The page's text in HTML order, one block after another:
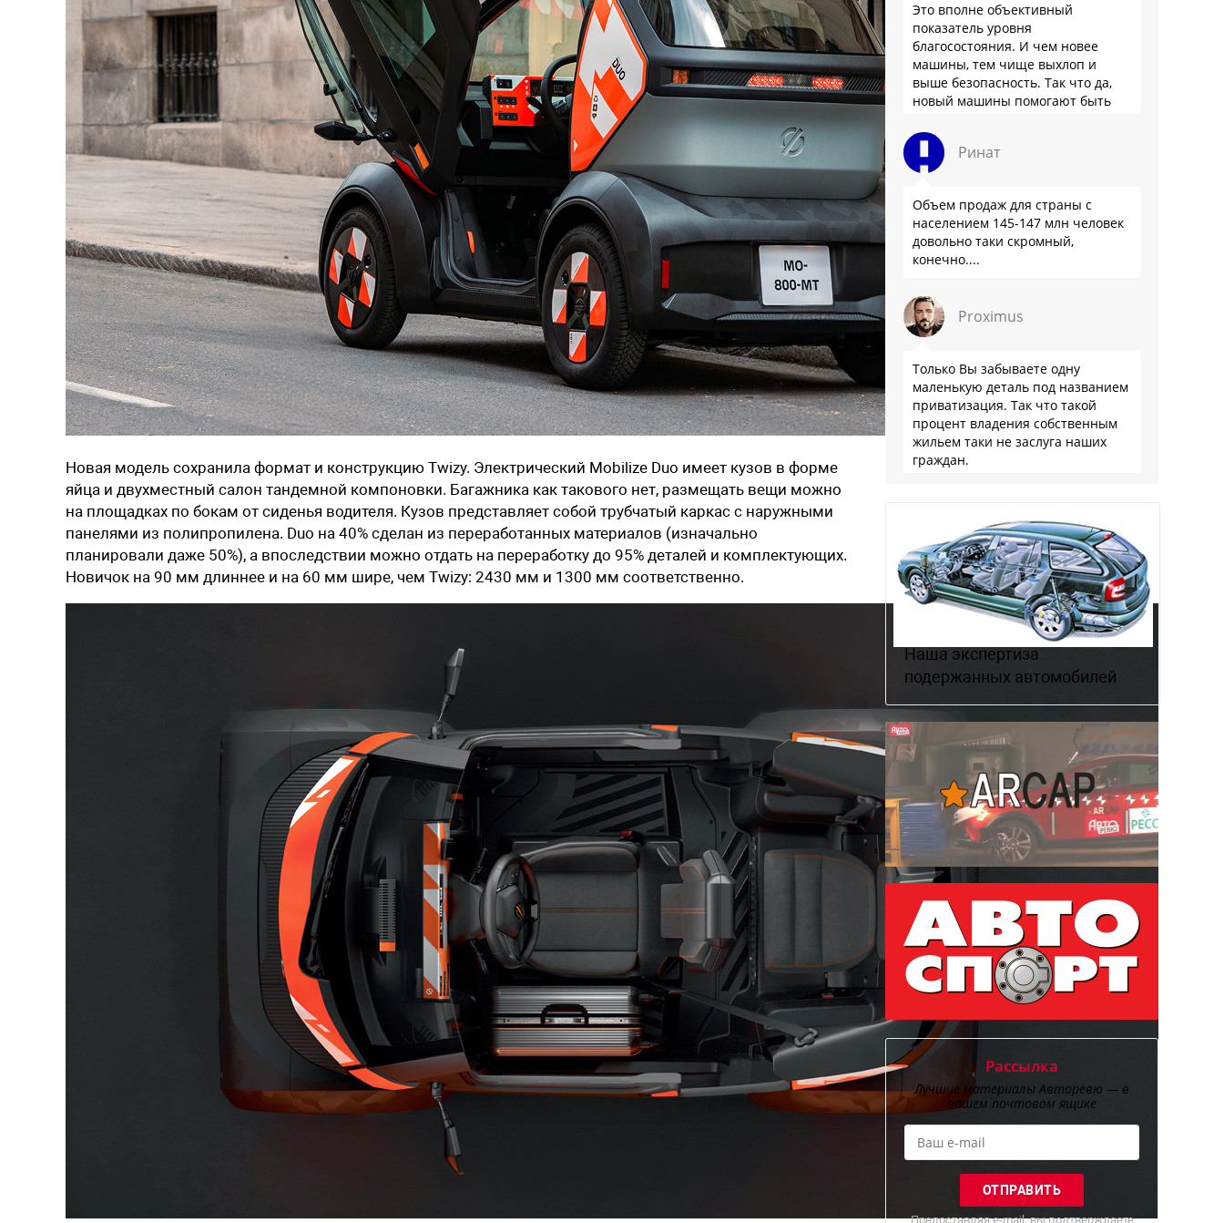
Новая модель сохранила формат и конструкцию Twizy. Электрический Mobilize Duo имеет кузов в форме
яйца и двухместный салон тандемной компоновки. Багажника как такового нет, размещать вещи можно
на площадках по бокам от сиденья водителя. Кузов представляет собой трубчатый каркас с наружными
панелями из полипропилена. Duo на 40% сделан из переработанных материалов (изначально
планировали даже 50%), а впоследствии можно отдать на переработку до 95% деталей и комплектующих.
Новичок на 90 мм длиннее и на 60 мм шире, чем Twizy: 2430 мм и 1300 мм соответственно.
Это вполне объективный
показатель уровня
благосостояния. И чем новее
машины, тем чище выхлоп и
выше безопасность. Так что да,
новый машины помогают быть
Ринат
Объем продаж для страны с
населением 145-147 млн человек
довольно таки скромный,
конечно....
Proximus
Только Вы забываете одну
маленькую деталь под названием
приватизация. Так что такой
процент владения собственным
жильем таки не заслуга наших
граждан.
Наша экспертиза
подержанных автомобилей
Рассылка
Лучшие материалы Авторевю — в
вашем почтовом ящике
Предоставляя e-mail, вы подтверждаете